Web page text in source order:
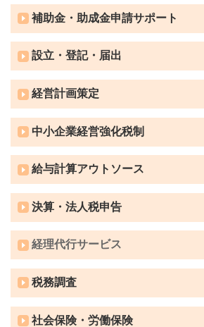
補助金・助成金申請サポート
設立・登記・届出
経営計画策定
中小企業経営強化税制
給与計算アウトソース
決算・法人税申告
経理代行サービス
税務調査
社会保険・労働保険